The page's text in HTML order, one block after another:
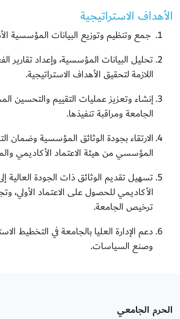
الأهداف الاستراتيجية
جمع وتنظيم وتوزيع البيانات المؤسسية
تحليل البيانات المؤسسية، وإعداد تقارير
اللازمة لتحقيق الأهداف الاستراتيجية.
إنشاء وتعزيز عمليات التقييم والتحسين
الجامعة ومراقبة تنفيذها.
الارتقاء بجودة الوثائق المؤسسية وضمان
المؤسسي من هيئة الاعتماد الأكاديمي
تسهيل تقديم الوثائق ذات الجودة العالية
الأكاديمي للحصول على الاعتماد الأولي،
ترخيص الجامعة.
دعم الإدارة العليا بالجامعة في التخطيط
وصنع السياسات.
الحرم الجامعي